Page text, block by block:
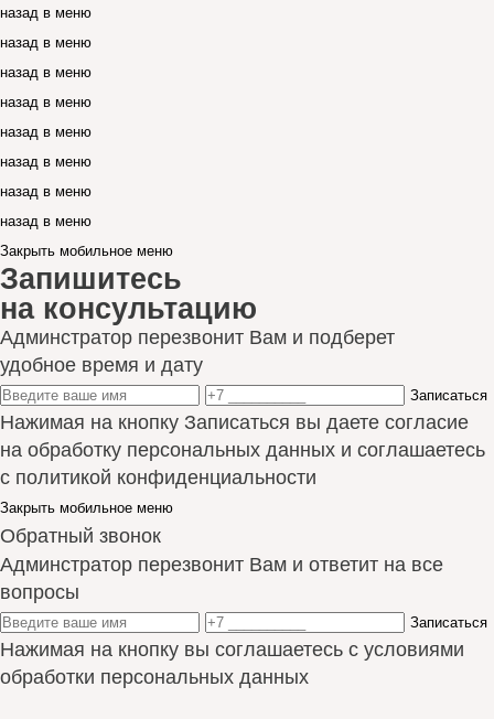
назад в меню
назад в меню
назад в меню
назад в меню
назад в меню
назад в меню
назад в меню
назад в меню
Закрыть мобильное меню
Запишитесь
на консультацию
Админстратор перезвонит Вам и подберет
удобное время и дату
Записаться
Нажимая на кнопку Записаться вы даете согласие
на обработку персональных данных и соглашаетесь
с политикой конфиденциальности
Закрыть мобильное меню
Обратный звонок
Админстратор перезвонит Вам и ответит на все
вопросы
Записаться
Нажимая на кнопку вы соглашаетесь с условиями
обработки персональных данных